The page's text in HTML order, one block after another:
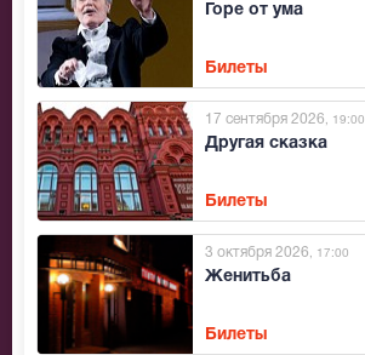
Горе от ума
Билеты
Другая сказка
17 сентября 2026 , 19:00
Билеты
Женитьба
3 октября 2026 , 17:00
Билеты